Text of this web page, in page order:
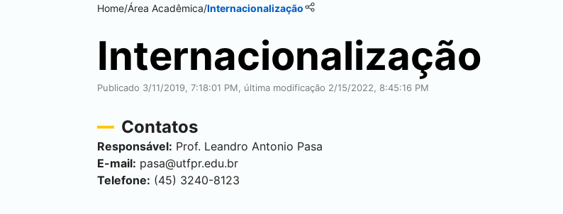
Home/Área Acadêmica/Internacionalização
Internacionalização
Publicado 3/11/2019, 7:18:01 PM, última modificação 2/15/2022, 8:45:16 PM
Contatos
Responsável: Prof. Leandro Antonio Pasa
E-mail: pasa@utfpr.edu.br
Telefone: (45) 3240-8123